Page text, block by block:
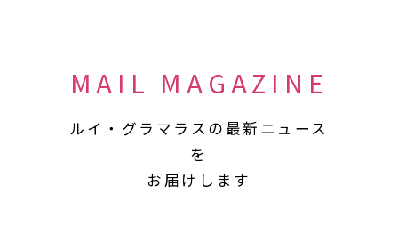
MAIL MAGAZINE
ルイ・グラマラスの最新ニュース
を
お届けします